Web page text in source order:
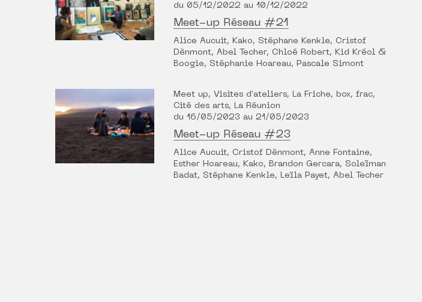
du 05/12/2022 au 10/12/2022
Meet-up Réseau #21
Alice Aucuit, Kako, Stéphane Kenkle, Cristof
Dènmont, Abel Techer, Chloé Robert, Kid Kréol &
Boogie, Stéphanie Hoareau, Pascale Simont
Meet up, Visites d'ateliers, La Friche, box, frac,
Cité des arts, La Réunion
du 16/05/2023 au 21/05/2023
Meet-up Réseau #23
Alice Aucuit, Cristof Dènmont, Anne Fontaine,
Esther Hoareau, Kako, Brandon Gercara, Soleïman
Badat, Stéphane Kenkle, Leïla Payet, Abel Techer